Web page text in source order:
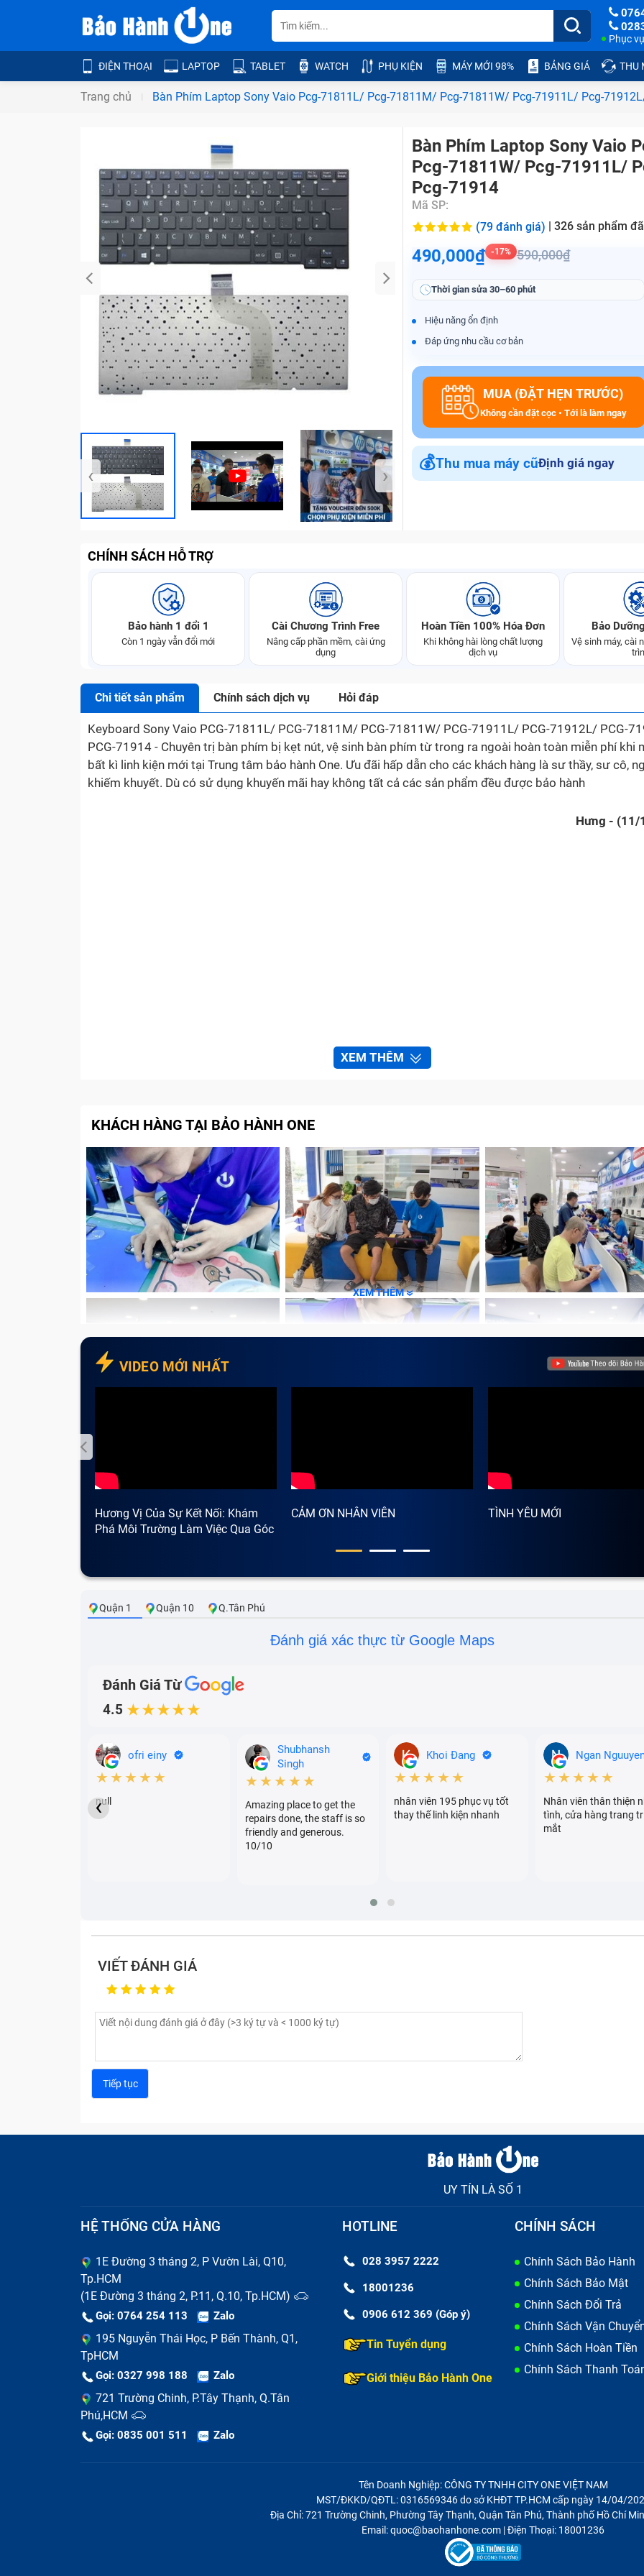
Phục
ĐIỆN THOẠI LAPTOP TABLET WATCH PHỤ KIỆN MÁY MỚI 98% BẢNG GIÁ THU
Trang chủ Bàn Phím Laptop Sony Vaio Pcg-71811L/ Pcg-71811M/ Pcg-71811W/ Pcg-71911L/ Pcg-
Bảo Hành One
‹ ›
Bàn Phím Laptop Sony Vaio
Pcg-71811W/ Pcg-71911L/
Pcg-71914
Mã SP:
(79 đánh giá) | 326 sản phẩm
490,000₫ -17% 590,000₫
Thời gian sửa 30–60 phút
Hiệu năng ổn định
Đáp ứng nhu cầu cơ bản
MUA (ĐẶT HẸN TRƯỚC)
Không cần đặt cọc • Tới là làm ngay
💰Thu mua máy cũĐịnh giá ngay
CHÍNH SÁCH HỖ TRỢ
Bảo hành 1 đổi 1
Còn 1 ngày vẫn đổi mới
Cài Chương Trình Free
Nâng cấp phần mềm, cài ứng
dụng
Hoàn Tiền 100% Hóa Đơn
Khi không hài lòng chất lượng
dịch vụ
Bảo
Vệ sinh máy, cài
Chi tiết sản phẩm Chính sách dịch vụ Hỏi đáp
Keyboard Sony Vaio PCG-71811L/ PCG-71811M/ PCG-71811W/ PCG-71911L/ PCG-71912L/ PCG-
PCG-71914 - Chuyên trị bàn phím bị kẹt nút, vệ sinh bàn phím từ trong ra ngoài hoàn toàn miễn phí khi
bất kì linh kiện mới tại Trung tâm bảo hành One. Ưu đãi hấp dẫn cho các khách hàng là sư thầy, sư cô,
khiếm khuyết. Dù có sử dụng khuyến mãi hay không tất cả các sản phẩm đều được bảo hành
Hưng - (11/
XEM THÊM
KHÁCH HÀNG TẠI BẢO HÀNH ONE
XEM THÊM
VIDEO MỚI NHẤT
Hương Vị Của Sự Kết Nối: Khám
Phá Môi Trường Làm Việc Qua Góc
CẢM ƠN NHÂN VIÊN TÌNH YÊU MỚI
Quận 1 Quận 10 Q.Tân Phú
Đánh giá xác thực từ Google Maps
Đánh Giá Từ
4.5 ★★★★★
ofri einy
★★★★★
null
Shubhansh
Singh
★★★★★
Amazing place to get the
repairs done, the staff is so
friendly and generous.
10/10
Khoi Đang
★★★★★
nhân viên 195 phục vụ tốt
thay thế linh kiện nhanh
Ngan
★★★★★
Nhân viên thân thiện
tình, cửa hàng trang
mắt
‹
VIẾT ĐÁNH GIÁ
UY TÍN LÀ SỐ 1
HỆ THỐNG CỬA HÀNG
1E Đường 3 tháng 2, P Vườn Lài, Q10,
Tp.HCM
(1E Đường 3 tháng 2, P.11, Q.10, Tp.HCM)
Gọi: 0764 254 113 Zalo
195 Nguyễn Thái Học, P Bến Thành, Q1,
TpHCM
Gọi: 0327 998 188 Zalo
721 Trường Chinh, P.Tây Thạnh, Q.Tân
Phú,HCM
Gọi: 0835 001 511 Zalo
HOTLINE
028 3957 2222
18001236
0906 612 369 (Góp ý)
Tin Tuyển dụng
Giới thiệu Bảo Hành One
CHÍNH SÁCH
Chính Sách Bảo Hành
Chính Sách Bảo Mật
Chính Sách Đổi Trả
Chính Sách Vận
Chính Sách Hoàn Tiền
Chính Sách Thanh
Tên Doanh Nghiệp: CÔNG TY TNHH CITY ONE VIỆT NAM
MST/ĐKKD/QĐTL: 0316569346 do sở KHĐT TP.HCM cấp ngày 14/04/
Địa Chỉ: 721 Trường Chinh, Phường Tây Thạnh, Quận Tân Phú, Thành phố Hồ Chí
Email: quoc@baohanhone.com | Điện Thoại: 18001236